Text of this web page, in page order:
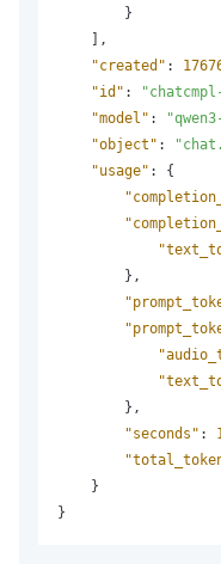
}
] ,
"created" :
"id" :
"model" :
"object" :
"usage" :
{
} ,
} ,
"seconds" : 1
}
}